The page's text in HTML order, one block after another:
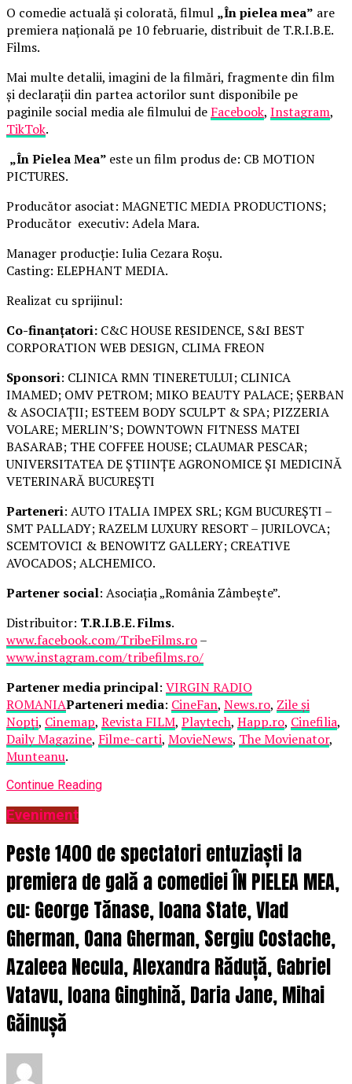
O comedie actuală și colorată, filmul „În pielea mea” are
premiera națională pe 10 februarie, distribuit de T.R.I.B.E.
Films.
Mai multe detalii, imagini de la filmări, fragmente din film
și declarații din partea actorilor sunt disponibile pe
paginile social media ale filmului de Facebook, Instagram,
TikTok.
„În Pielea Mea” este un film produs de: CB MOTION
PICTURES.
Producător asociat: MAGNETIC MEDIA PRODUCTIONS;
Producător executiv: Adela Mara.
Manager producție: Iulia Cezara Roșu.
Casting: ELEPHANT MEDIA.
Realizat cu sprijinul:
Co-finanțatori: C&C HOUSE RESIDENCE, S&I BEST
CORPORATION WEB DESIGN, CLIMA FREON
Sponsori: CLINICA RMN TINERETULUI; CLINICA
IMAMED; OMV PETROM; MIKO BEAUTY PALACE; ȘERBAN
& ASOCIAȚII; ESTEEM BODY SCULPT & SPA; PIZZERIA
VOLARE; MERLIN’S; DOWNTOWN FITNESS MATEI
BASARAB; THE COFFEE HOUSE; CLAUMAR PESCAR;
UNIVERSITATEA DE ȘTIINȚE AGRONOMICE ȘI MEDICINĂ
VETERINARĂ BUCUREȘTI
Parteneri: AUTO ITALIA IMPEX SRL; KGM BUCUREȘTI –
SMT PALLADY; RAZELM LUXURY RESORT – JURILOVCA;
SCEMTOVICI & BENOWITZ GALLERY; CREATIVE
AVOCADOS; ALCHEMICO.
Partener social: Asociația „România Zâmbește”.
Distribuitor: T.R.I.B.E. Films.
www.facebook.com/TribeFilms.ro–
www.instagram.com/tribefilms.ro/
Partener media principal: VIRGIN RADIO
ROMANIAParteneri media: CineFan, News.ro, Zile și
Nopți, Cinemap, Revista FILM, Playtech, Happ.ro, Cinefilia,
Daily Magazine, Filme-carti, MovieNews, The Movienator,
Munteanu.
Continue Reading
Eveniment
Peste 1400 de spectatori entuziaști la
premiera de gală a comediei ÎN PIELEA MEA,
cu: George Tănase, Ioana State, Vlad
Gherman, Oana Gherman, Sergiu Costache,
Azaleea Necula, Alexandra Răduță, Gabriel
Vatavu, Ioana Ginghină, Daria Jane, Mihai
Găinușă